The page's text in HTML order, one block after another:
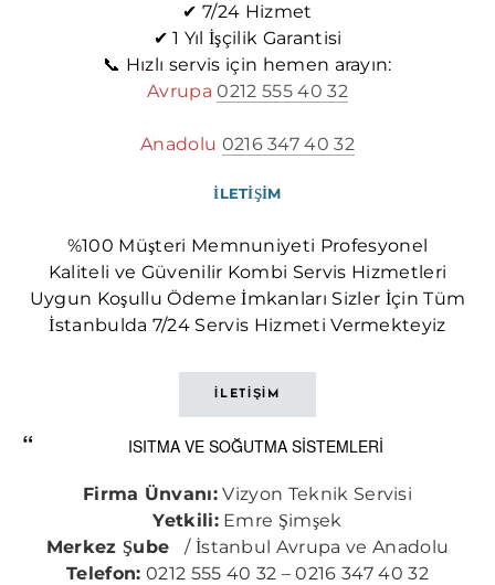
✔ 7/24 Hizmet
✔ 1 Yıl İşçilik Garantisi
📞 Hızlı servis için hemen arayın:
Avrupa 0212 555 40 32
Anadolu 0216 347 40 32
İLETİŞİM
%100 Müşteri Memnuniyeti Profesyonel
Kaliteli ve Güvenilir Kombi Servis Hizmetleri
Uygun Koşullu Ödeme İmkanları Sizler İçin Tüm
İstanbulda 7/24 Servis Hizmeti Vermekteyiz
İLETİŞİM
ISITMA VE SOĞUTMA SİSTEMLERİ
Firma Ünvanı: Vizyon Teknik Servisi
Yetkili:Emre Şimşek
Merkez Şube
/ İstanbul Avrupa ve Anadolu
Telefon: 0212 555 40 32 – 0216 347 40 32